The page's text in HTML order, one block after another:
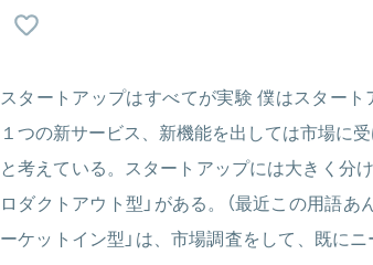
スタートアップはすべてが実験 僕はスター
１つの新サービス、新機能を出しては市場に
と考えている。スタートアップには大きく分け
ロダクトアウト型」がある。（最近この用語あ
ーケットイン型」は、市場調査をして、既に